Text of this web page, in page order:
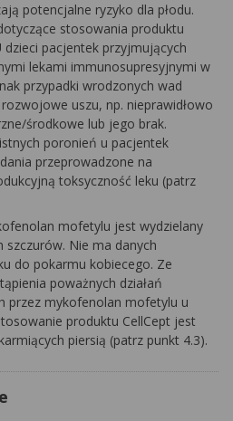
potencjalne ryzyko dla płodu.
stosowania produktu
dzieci pacjentek przyjmujących
lekami immunosupresyjnymi w
przypadki wrodzonych wad
uszu, np. nieprawidłowo
środkowe lub jego brak.
poronień u pacjentek
przeprowadzone na
toksyczność leku (patrz
mofetylu jest wydzielany
szczurów. Nie ma danych
do pokarmu kobiecego. Ze
poważnych działań
przez mykofenolan mofetylu u
produktu CellCept jest
piersią (patrz punkt 4.3).